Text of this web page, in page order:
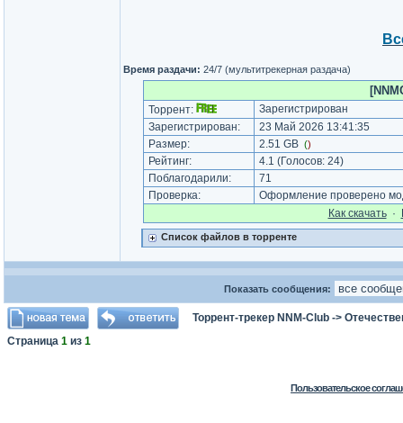
Время раздачи: 24/7 (мультитрекерная раздача)
Торрент:
Зарегистрирован
Зарегистрирован:
23 Май 2026 13:41:35
Размер:
2.51 GB ()
Рейтинг: 4.1 (Голосов: 24)
Поблагодарили:
71
Проверка:
Оформление проверено
Как cкачать·
Список файлов в торренте
Показать сообщения:
Торрент-трекер NNM-Club ->
Страница 1 из 1
Пользовательское